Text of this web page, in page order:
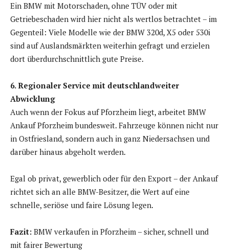
Ein BMW mit Motorschaden, ohne TÜV oder mit
Getriebeschaden wird hier nicht als wertlos betrachtet – im
Gegenteil: Viele Modelle wie der BMW 320d, X5 oder 530i
sind auf Auslandsmärkten weiterhin gefragt und erzielen
dort überdurchschnittlich gute Preise.
6. Regionaler Service mit deutschlandweiter
Abwicklung
Auch wenn der Fokus auf Pforzheim liegt, arbeitet BMW
Ankauf Pforzheim bundesweit. Fahrzeuge können nicht nur
in Ostfriesland, sondern auch in ganz Niedersachsen und
darüber hinaus abgeholt werden.
Egal ob privat, gewerblich oder für den Export – der Ankauf
richtet sich an alle BMW-Besitzer, die Wert auf eine
schnelle, seriöse und faire Lösung legen.
Fazit: BMW verkaufen in Pforzheim – sicher, schnell und
mit fairer Bewertung